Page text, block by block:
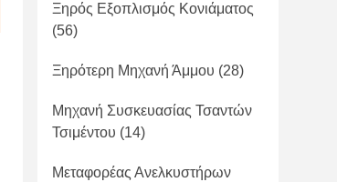
Ξηρός Εξοπλισμός Κονιάματος
(56)
Ξηρότερη Μηχανή Άμμου (28)
Μηχανή Συσκευασίας Τσαντών
Τσιμέντου (14)
Μεταφορέας Ανελκυστήρων